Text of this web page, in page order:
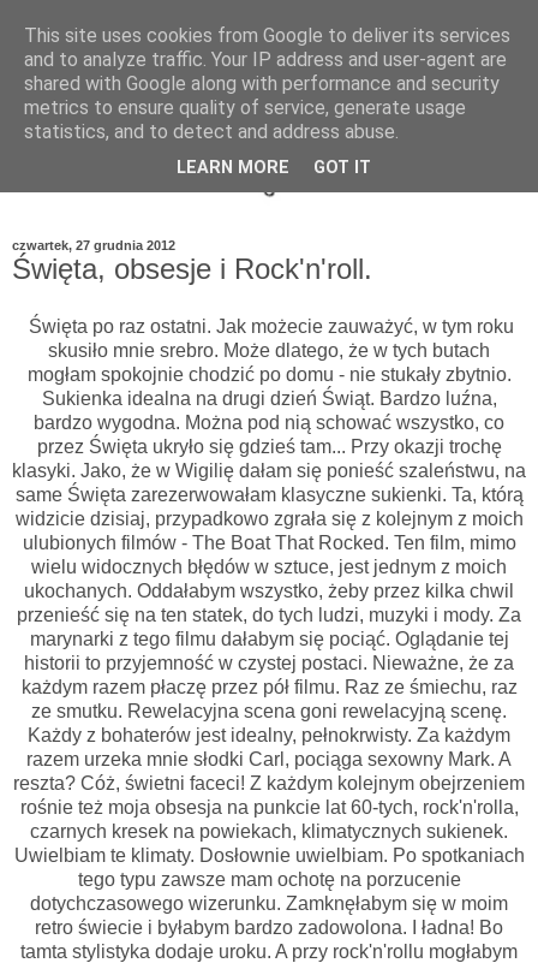
czwartek, 27 grudnia 2012
Święta, obsesje i Rock'n'roll.
Święta po raz ostatni. Jak możecie zauważyć, w tym roku
skusiło mnie srebro. Może dlatego, że w tych butach
mogłam spokojnie chodzić po domu - nie stukały zbytnio.
Sukienka idealna na drugi dzień Świąt. Bardzo luźna,
bardzo wygodna. Można pod nią schować wszystko, co
przez Święta ukryło się gdzieś tam... Przy okazji trochę
klasyki. Jako, że w Wigilię dałam się ponieść szaleństwu, na
same Święta zarezerwowałam klasyczne sukienki. Ta, którą
widzicie dzisiaj, przypadkowo zgrała się z kolejnym z moich
ulubionych filmów - The Boat That Rocked. Ten film, mimo
wielu widocznych błędów w sztuce, jest jednym z moich
ukochanych. Oddałabym wszystko, żeby przez kilka chwil
przenieść się na ten statek, do tych ludzi, muzyki i mody. Za
marynarki z tego filmu dałabym się pociąć. Oglądanie tej
historii to przyjemność w czystej postaci. Nieważne, że za
każdym razem płaczę przez pół filmu. Raz ze śmiechu, raz
ze smutku. Rewelacyjna scena goni rewelacyjną scenę.
Każdy z bohaterów jest idealny, pełnokrwisty. Za każdym
razem urzeka mnie słodki Carl, pociąga sexowny Mark. A
reszta? Cóż, świetni faceci! Z każdym kolejnym obejrzeniem
rośnie też moja obsesja na punkcie lat 60-tych, rock'n'rolla,
czarnych kresek na powiekach, klimatycznych sukienek.
Uwielbiam te klimaty. Dosłownie uwielbiam. Po spotkaniach
tego typu zawsze mam ochotę na porzucenie
dotychczasowego wizerunku. Zamknęłabym się w moim
retro świecie i byłabym bardzo zadowolona. I ładna! Bo
tamta stylistyka dodaje uroku. A przy rock'n'rollu mogłabym
This site uses cookies from Google to deliver its services
and to analyze traffic. Your IP address and user-agent are
shared with Google along with performance and security
metrics to ensure quality of service, generate usage
statistics, and to detect and address abuse.
LEARN MORE GOT IT